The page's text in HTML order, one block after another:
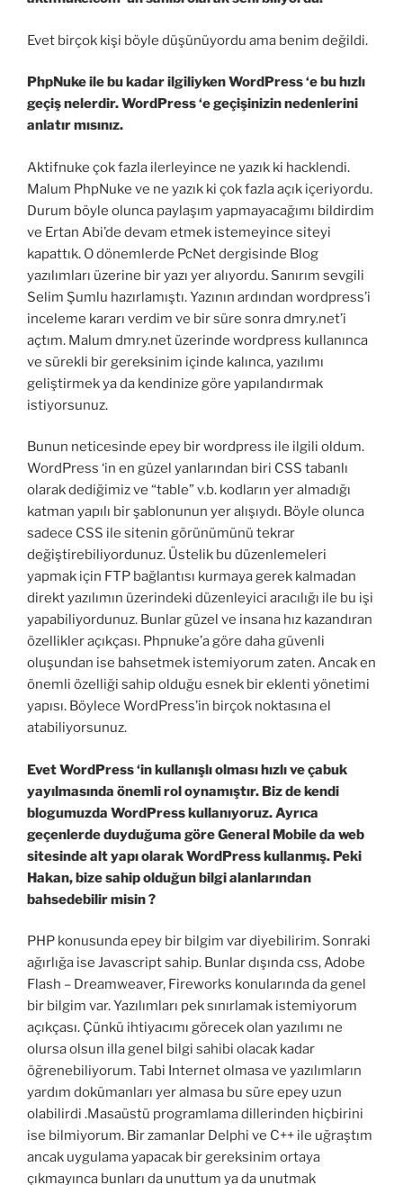
Evet birçok kişi böyle düşünüyordu ama benim değildi.
PhpNuke ile bu kadar ilgiliyken WordPress ‘e bu hızlı
geçiş nelerdir. WordPress ‘e geçişinizin nedenlerini
anlatır mısınız.
Aktifnuke çok fazla ilerleyince ne yazık ki hacklendi.
Malum PhpNuke ve ne yazık ki çok fazla açık içeriyordu.
Durum böyle olunca paylaşım yapmayacağımı bildirdim
ve Ertan Abi’de devam etmek istemeyince siteyi
kapattık. O dönemlerde PcNet dergisinde Blog
yazılımları üzerine bir yazı yer alıyordu. Sanırım sevgili
Selim Şumlu hazırlamıştı. Yazının ardından wordpress’i
inceleme kararı verdim ve bir süre sonra dmry.net’i
açtım. Malum dmry.net üzerinde wordpress kullanınca
ve sürekli bir gereksinim içinde kalınca, yazılımı
geliştirmek ya da kendinize göre yapılandırmak
istiyorsunuz.
Bunun neticesinde epey bir wordpress ile ilgili oldum.
WordPress ‘in en güzel yanlarından biri CSS tabanlı
olarak dediğimiz ve “table” v.b. kodların yer almadığı
katman yapılı bir şablonunun yer alışıydı. Böyle olunca
sadece CSS ile sitenin görünümünü tekrar
değiştirebiliyordunuz. Üstelik bu düzenlemeleri
yapmak için FTP bağlantısı kurmaya gerek kalmadan
direkt yazılımın üzerindeki düzenleyici aracılığı ile bu işi
yapabiliyordunuz. Bunlar güzel ve insana hız kazandıran
özellikler açıkçası. Phpnuke’a göre daha güvenli
oluşundan ise bahsetmek istemiyorum zaten. Ancak en
önemli özelliği sahip olduğu esnek bir eklenti yönetimi
yapısı. Böylece WordPress’in birçok noktasına el
atabiliyorsunuz.
Evet WordPress ‘in kullanışlı olması hızlı ve çabuk
yayılmasında önemli rol oynamıştır. Biz de kendi
blogumuzda WordPress kullanıyoruz. Ayrıca
geçenlerde duyduğuma göre General Mobile da web
sitesinde alt yapı olarak WordPress kullanmış. Peki
Hakan, bize sahip olduğun bilgi alanlarından
bahsedebilir misin ?
PHP konusunda epey bir bilgim var diyebilirim. Sonraki
ağırlığa ise Javascript sahip. Bunlar dışında css, Adobe
Flash – Dreamweaver, Fireworks konularında da genel
bir bilgim var. Yazılımları pek sınırlamak istemiyorum
açıkçası. Çünkü ihtiyacımı görecek olan yazılımı ne
olursa olsun illa genel bilgi sahibi olacak kadar
öğrenebiliyorum. Tabi Internet olmasa ve yazılımların
yardım dokümanları yer almasa bu süre epey uzun
olabilirdi .Masaüstü programlama dillerinden hiçbirini
ise bilmiyorum. Bir zamanlar Delphi ve C++ ile uğraştım
ancak uygulama yapacak bir gereksinim ortaya
çıkmayınca bunları da unuttum ya da unutmak